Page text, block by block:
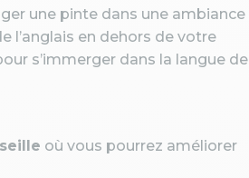
une pinte dans une ambiance
l’anglais en dehors de votre
s’immerger dans la langue de
où vous pourrez améliorer